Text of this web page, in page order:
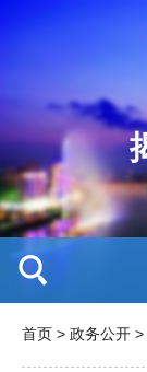
首页 > 政务公开 >